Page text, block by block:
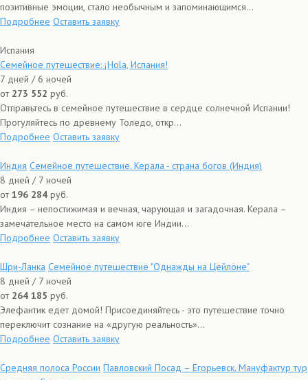
позитивные эмоции, стало необычным и запоминающимся...
Подробнее Оставить заявку
Испания
Семейное путешествие: ¡Hola, Испания!
7 дней / 6 ночей
от 273 552 руб.
Отправьтесь в семейное путешествие в сердце солнечной Испании!
Прогуляйтесь по древнему Толедо, откр...
Подробнее Оставить заявку
Индия Семейное путешествие. Керала - страна богов (Индия)
8 дней / 7 ночей
от196 284 руб.
Индия – непостижимая и вечная, чарующая и загадочная. Керала –
замечательное место на самом юге Индии...
Подробнее Оставить заявку
Шри-Ланка Семейное путешествие "Однажды на Цейлоне"
8 дней / 7 ночей
от 264 185 руб.
Элефантик едет домой! Присоединяйтесь - это путешествие точно
переключит сознание на «другую реальность»...
Подробнее Оставить заявку
Средняя полоса России Павловский Посад – Егорьевск. Мануфактур тур